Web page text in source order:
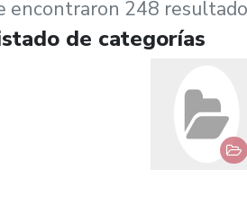
encontraron 248
de categorías